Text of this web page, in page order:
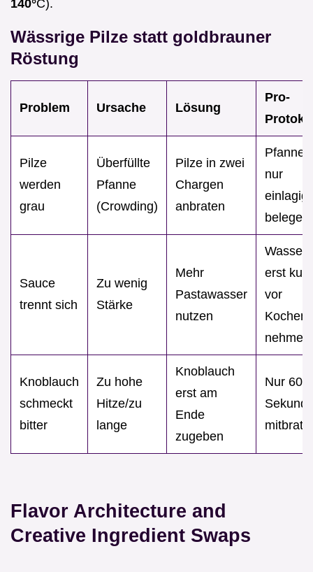
140°C).
Wässrige Pilze statt goldbrauner
Röstung
Problem Ursache Lösung
Pro-
Pilze
werden
grau
Überfüllte
Pfanne
(Crowding)
Pilze in zwei
Chargen
anbraten
Pfanne
nur
einlagig
belegen.
Sauce
trennt sich
Zu wenig
Stärke
Mehr
Pastawasser
nutzen
Wasser
erst kurz
vor
nehmen.
Knoblauch
schmeckt
bitter
Zu hohe
Hitze/zu
lange
Knoblauch
erst am
Ende
zugeben
Nur 60
Flavor Architecture and
Creative Ingredient Swaps